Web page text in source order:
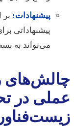
پیشنهادات: بر
پیشنهاداتی
می‌تواند به
چالش‌های
عملی در